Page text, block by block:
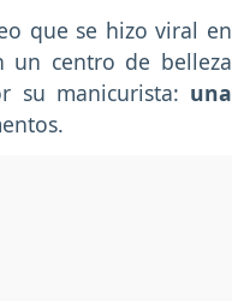
que se hizo viral en
un centro de belleza
su manicurista: una